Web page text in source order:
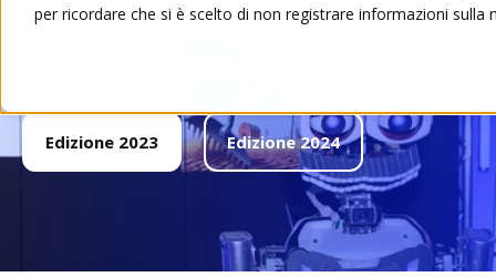
per ricordare che si è scelto di non registrare informazioni sulla
Edizione 2023 Edizione 2024